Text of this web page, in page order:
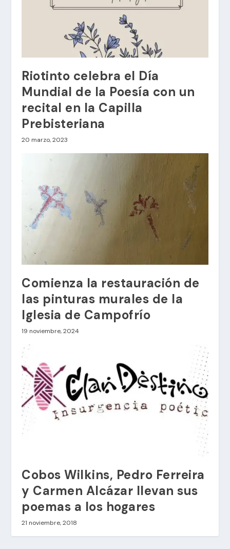
Riotinto celebra el Día
Mundial de la Poesía con un
recital en la Capilla
Prebisteriana
20 marzo, 2023
Comienza la restauración de
las pinturas murales de la
Iglesia de Campofrío
19 noviembre, 2024
Cobos Wilkins, Pedro Ferreira
y Carmen Alcázar llevan sus
poemas a los hogares
21 noviembre, 2018